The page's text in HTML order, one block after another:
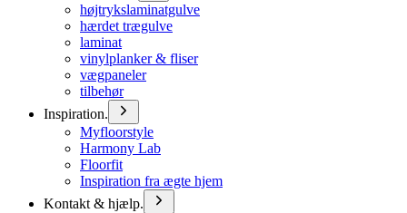
højtrykslaminatgulve
hærdet trægulve
laminat
vinylplanker & fliser
vægpaneler
tilbehør
Inspiration.
Myfloorstyle
Harmony Lab
Floorfit
Inspiration fra ægte hjem
Kontakt & hjælp.